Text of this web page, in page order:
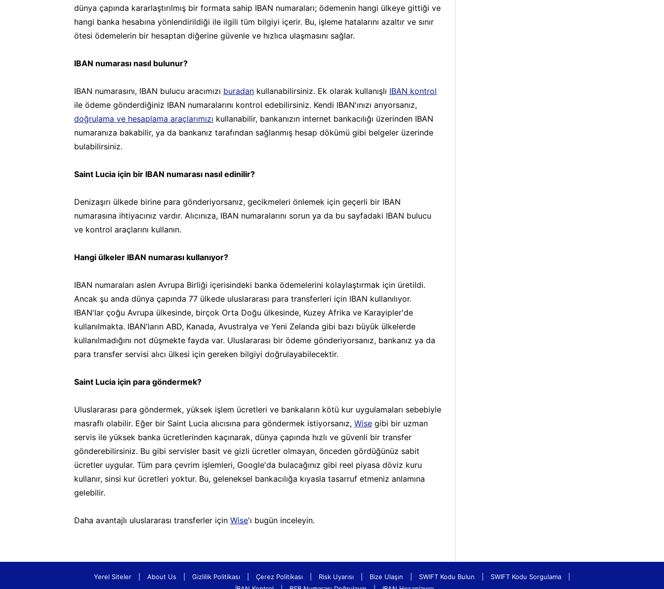
dünya çapında kararlaştırılmış bir formata sahip IBAN numaraları; ödemenin hangi ülkeye gittiği ve
hangi banka hesabına yönlendirildiği ile ilgili tüm bilgiyi içerir. Bu, işleme hatalarını azaltır ve sınır
ötesi ödemelerin bir hesaptan diğerine güvenle ve hızlıca ulaşmasını sağlar.
IBAN numarası nasıl bulunur?
IBAN numarasını, IBAN bulucu aracımızı buradan kullanabilirsiniz. Ek olarak kullanışlı IBAN kontrol
ile ödeme gönderdiğiniz IBAN numaralarını kontrol edebilirsiniz. Kendi IBAN'ınızı arıyorsanız,
doğrulama ve hesaplama araçlarımızı kullanabilir, bankanızın internet bankacılığı üzerinden IBAN
numaranıza bakabilir, ya da bankanız tarafından sağlanmış hesap dökümü gibi belgeler üzerinde
bulabilirsiniz.
Saint Lucia için bir IBAN numarası nasıl edinilir?
Denizaşırı ülkede birine para gönderiyorsanız, gecikmeleri önlemek için geçerli bir IBAN
numarasına ihtiyacınız vardır. Alıcınıza, IBAN numaralarını sorun ya da bu sayfadaki IBAN bulucu
ve kontrol araçlarını kullanın.
Hangi ülkeler IBAN numarası kullanıyor?
IBAN numaraları aslen Avrupa Birliği içerisindeki banka ödemelerini kolaylaştırmak için üretildi.
Ancak şu anda dünya çapında 77 ülkede uluslararası para transferleri için IBAN kullanılıyor.
IBAN'lar çoğu Avrupa ülkesinde, birçok Orta Doğu ülkesinde, Kuzey Afrika ve Karayipler'de
kullanılmakta. IBAN'ların ABD, Kanada, Avustralya ve Yeni Zelanda gibi bazı büyük ülkelerde
kullanılmadığını not düşmekte fayda var. Uluslararası bir ödeme gönderiyorsanız, bankanız ya da
para transfer servisi alıcı ülkesi için gereken bilgiyi doğrulayabilecektir.
Saint Lucia için para göndermek?
Uluslararası para göndermek, yüksek işlem ücretleri ve bankaların kötü kur uygulamaları sebebiyle
masraflı olabilir. Eğer bir Saint Lucia alıcısına para göndermek istiyorsanız, Wise gibi bir uzman
servis ile yüksek banka ücretlerinden kaçınarak, dünya çapında hızlı ve güvenli bir transfer
gönderebilirsiniz. Bu gibi servisler basit ve gizli ücretler olmayan, önceden gördüğünüz sabit
ücretler uygular. Tüm para çevrim işlemleri, Google'da bulacağınız gibi reel piyasa döviz kuru
kullanır, sinsi kur ücretleri yoktur. Bu, geleneksel bankacılığa kıyasla tasarruf etmeniz anlamına
gelebilir.
Daha avantajlı uluslararası transferler için Wise'ı bugün inceleyin.
Yerel Siteler About Us Gizlilik Politikası Çerez Politikası Risk Uyarısı Bize Ulaşın SWIFT Kodu Bulun SWIFT Kodu Sorgulama